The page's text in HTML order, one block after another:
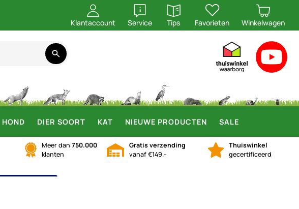
Klantaccount Service
openen
Tips
openen
Favorieten Winkelwagen
HOND DIER SOORT KAT NIEUWE PRODUCTEN SALE
Meer dan750.000
klanten
Gratis verzending
vanaf €149.-
Thuiswinkel
gecertificeerd